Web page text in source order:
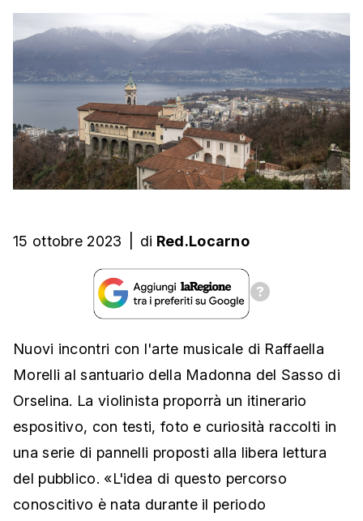
15 ottobre 2023 di Red.Locarno
Nuovi incontri con l'arte musicale di Raffaella
Morelli al santuario della Madonna del Sasso di
Orselina. La violinista proporrà un itinerario
espositivo, con testi, foto e curiosità raccolti in
una serie di pannelli proposti alla libera lettura
del pubblico. «L'idea di questo percorso
conoscitivo è nata durante il periodo